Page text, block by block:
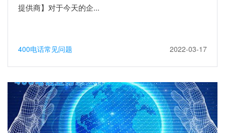
提供商】对于今天的企...
400电话常见问题 2022-03-17